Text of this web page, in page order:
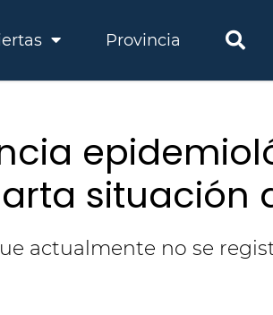
Provincia
situación
actualmente no se